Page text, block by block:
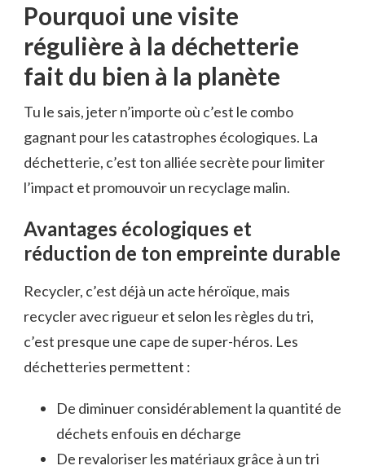
Pourquoi une visite
régulière à la déchetterie
fait du bien à la planète
Tu le sais, jeter n’importe où c’est le combo
gagnant pour les catastrophes écologiques. La
déchetterie, c’est ton alliée secrète pour limiter
l’impact et promouvoir un recyclage malin.
Avantages écologiques et
réduction de ton empreinte durable
Recycler, c’est déjà un acte héroïque, mais
recycler avec rigueur et selon les règles du tri,
c’est presque une cape de super-héros. Les
déchetteries permettent :
De diminuer considérablement la quantité de
déchets enfouis en décharge
De revaloriser les matériaux grâce à un tri